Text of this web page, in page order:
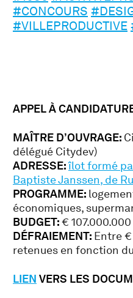
#CONCOURS
#VILLEPRODUCTIVE
APPEL À
MAÎTRE D’OUVRAGE:
délégué Citydev)
ADRESSE:îlot formé
Baptiste Janssen, de
PROGRAMME:
économiques,
BUDGET:€ 107.000.000
DÉFRAIEMENT: Entre
retenues en fonction
LIEN VERS LES